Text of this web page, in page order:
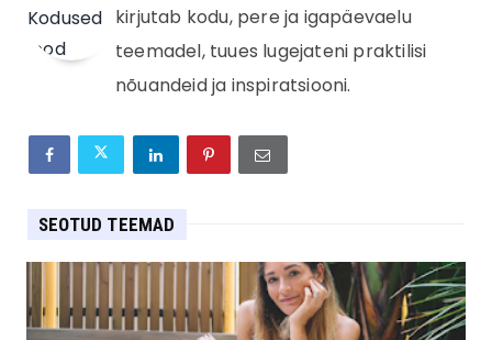
kirjutab kodu, pere ja igapäevaelu
teemadel, tuues lugejateni praktilisi
nõuandeid ja inspiratsiooni.
SEOTUD TEEMAD